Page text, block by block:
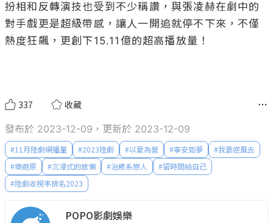
扮相和反轉演技也受到不少稱讚，與張凌赫在劇中的
對手戲更是超級帶感，讓人一開追就停不下來，不僅
熱度狂飆，更創下15.11億的超高播放量！
337 收藏
發布於 2023-12-09，更新於 2023-12-09
#11月陸劇網播量 #2023陸劇 #以愛為營 #寧安如夢 #我要逆風去
#樂遊原 #沉浸式的放懶 #治癒系戀人 #留時間給自己
#陸劇收視率排名2023
POPO影劇娛樂